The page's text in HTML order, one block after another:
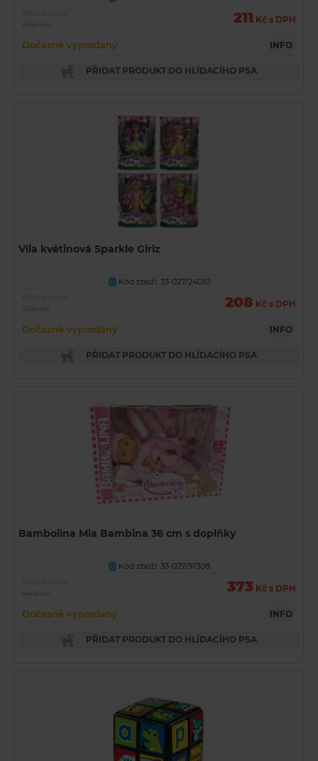
211 Kč s DPH
Dočasně vyprodaný INFO
PŘIDAT PRODUKT DO HLÍDACÍHO PSA
Víla květinová Sparkle Girlz
U Kód zboží: 33-027/24010
208 Kč s DPH
Dočasně vyprodaný INFO
PŘIDAT PRODUKT DO HLÍDACÍHO PSA
Bambolina Mia Bambina 36 cm s doplňky
U Kód zboží: 33-027/91308
373 Kč s DPH
Dočasně vyprodaný INFO
PŘIDAT PRODUKT DO HLÍDACÍHO PSA